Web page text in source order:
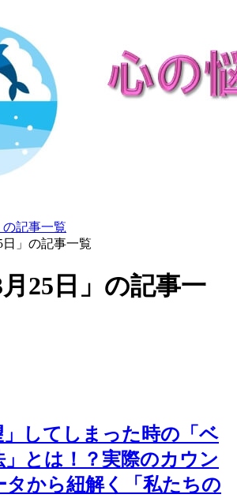
の記事一覧
日」の記事一覧
月25日」の記事一
」してしまった時の「ベ
とは！？実際のカウン
タから紐解く「私たちの